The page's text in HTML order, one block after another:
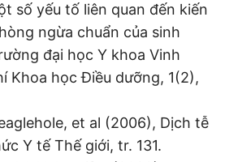
số yếu tố liên quan đến kiến
ngừa chuẩn của sinh
đại học Y khoa Vinh
Khoa học Điều dưỡng, 1(2),
et al (2006), Dịch tễ
Y tế Thế giới, tr. 131.